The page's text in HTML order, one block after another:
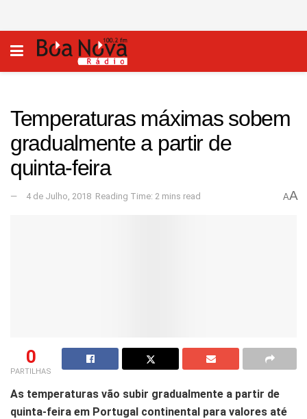
Temperaturas máximas sobem
gradualmente a partir de
quinta-feira
4 de Julho, 2018 Reading Time: 2 mins read AA
0
PARTILHAS
As temperaturas vão subir gradualmente a partir de
quinta-feira em Portugal continental para valores até